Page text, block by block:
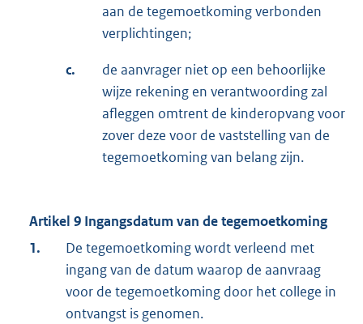
aan de tegemoetkoming verbonden
verplichtingen;
c.
de aanvrager niet op een behoorlijke
wijze rekening en verantwoording zal
afleggen omtrent de kinderopvang voor
zover deze voor de vaststelling van de
tegemoetkoming van belang zijn.
Artikel 9 Ingangsdatum van de tegemoetkoming
1.
De tegemoetkoming wordt verleend met
ingang van de datum waarop de aanvraag
voor de tegemoetkoming door het college in
ontvangst is genomen.